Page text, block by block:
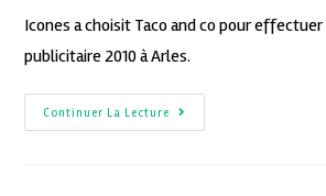
Icones a choisit Taco and co pour
publicitaire 2010 à Arles.
Continuer La Lecture